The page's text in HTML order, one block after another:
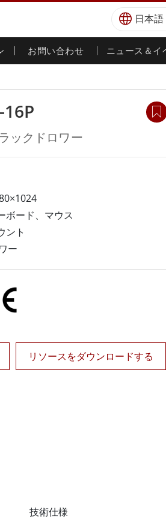
日本語
お問い合わせ ニュース＆イ
HMI
)
防衛頑丈なノートパソコン
防衛パネルPC
防衛ディスプレイ / NVIS デ
防衛サーバー
マリングレード
船舶用組込みコンピュータ
海洋
インテリジェントロボ
テム
ン
ター
認証／コンプライア
ックドロワー
ボード、マウス
ント
ー
リソースをダウンロードする
技術仕様